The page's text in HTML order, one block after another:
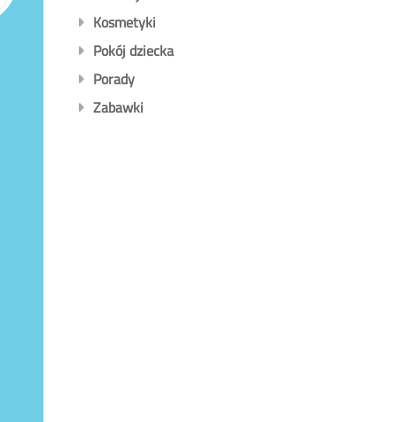
Kosmetyki
Pokój dziecka
Porady
Zabawki